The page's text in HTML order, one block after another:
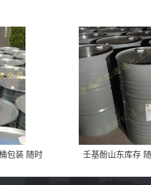
包装 随时
壬基酚山东库存